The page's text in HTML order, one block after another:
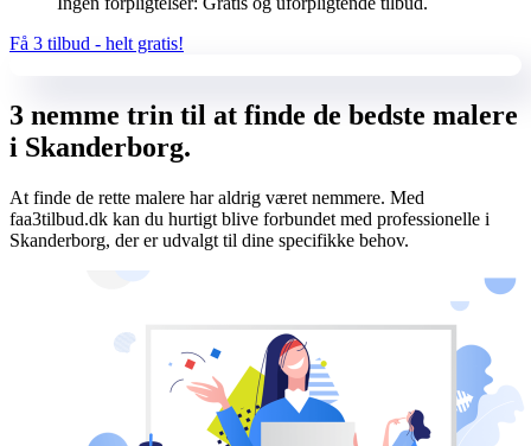
Få 3 tilbud - helt gratis!
3 nemme trin til at finde de bedste malere
i Skanderborg.
At finde de rette malere har aldrig været nemmere. Med
faa3tilbud.dk kan du hurtigt blive forbundet med professionelle i
Skanderborg, der er udvalgt til dine specifikke behov.